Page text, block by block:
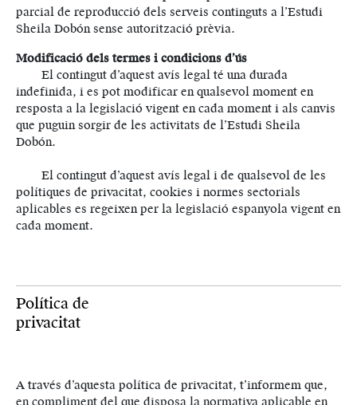
parcial de reproducció dels serveis continguts a l’Estudi
Sheila Dobón sense autorització prèvia.
Modificació dels termes i condicions d’ús
El contingut d’aquest avís legal té una durada
indefinida, i es pot modificar en qualsevol moment en
resposta a la legislació vigent en cada moment i als canvis
que puguin sorgir de les activitats de l’Estudi Sheila
Dobón.
El contingut d’aquest avís legal i de qualsevol de les
polítiques de privacitat, cookies i normes sectorials
aplicables es regeixen per la legislació espanyola vigent en
cada moment.
Política de
privacitat
A través d’aquesta política de privacitat, t’informem que,